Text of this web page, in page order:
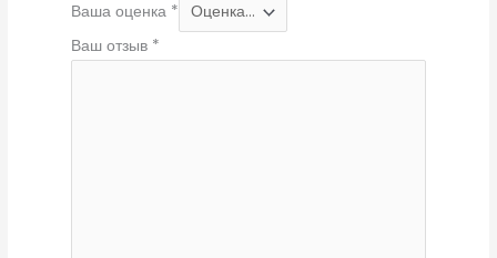
Ваша оценка *
Ваш отзыв *